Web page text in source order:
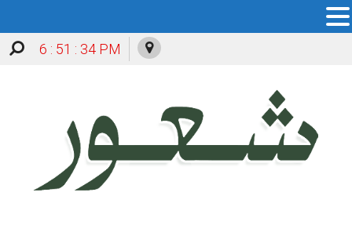
6 : 51 : 35 PM